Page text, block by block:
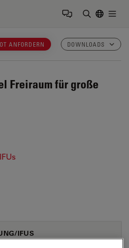
ANFORDERN DOWNLOADS
Freiraum für große
IFUS